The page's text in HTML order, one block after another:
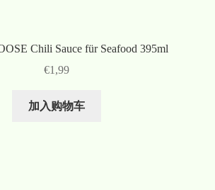
Chili Sauce für Seafood 395ml
€1,99
加入购物车